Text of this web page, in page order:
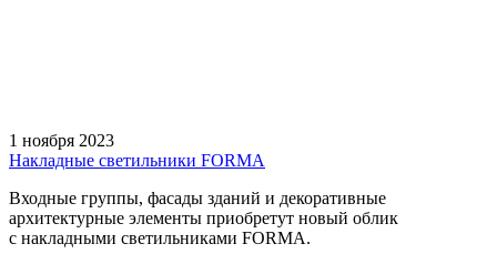
1 ноября 2023
Накладные светильники FORMA
Входные группы, фасады зданий и декоративные
архитектурные элементы приобретут новый облик
с накладными светильниками FORMA.